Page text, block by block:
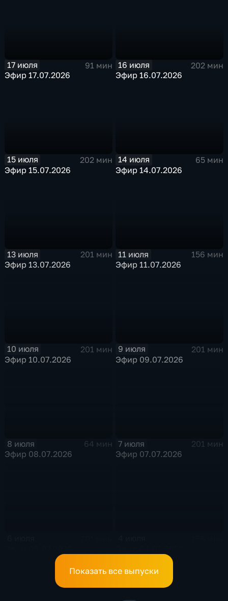
17 июля
91 мин
Эфир 17.07.2026
16 июля
202 мин
Эфир 16.07.2026
15 июля
202 мин
Эфир 15.07.2026
14 июля
65 мин
Эфир 14.07.2026
13 июля
201 мин
Эфир 13.07.2026
11 июля
156 мин
Эфир 11.07.2026
10 июля
201 мин
Эфир 10.07.2026
9 июля
201 мин
Эфир 09.07.2026
8 июля
64 мин
Эфир 08.07.2026
7 июля
201 мин
Эфир 07.07.2026
Показать все выпуски